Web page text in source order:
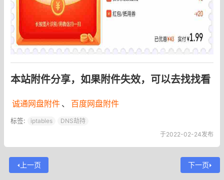
本站附件分享，如果附件失效，可以去找找看
诚通网盘附件 、 百度网盘附件
标签: iptables
DNS劫持
于2022-02-24发布
上一页 下一页